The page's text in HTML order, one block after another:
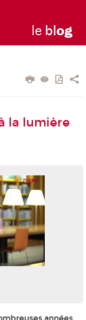
le blog
la lumière